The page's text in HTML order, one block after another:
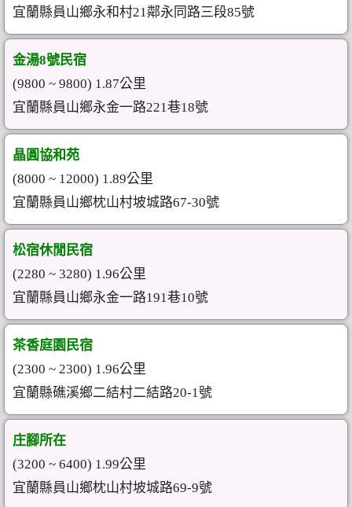
宜蘭縣員山鄉永和村21鄰永同路三段85號
金湯8號民宿
(9800 ~ 9800) 1.87公里
宜蘭縣員山鄉永金一路221巷18號
晶圓協和苑
(8000 ~ 12000) 1.89公里
宜蘭縣員山鄉枕山村坡城路67-30號
松宿休閒民宿
(2280 ~ 3280) 1.96公里
宜蘭縣員山鄉永金一路191巷10號
茶香庭園民宿
(2300 ~ 2300) 1.96公里
宜蘭縣礁溪鄉二結村二結路20-1號
庄腳所在
(3200 ~ 6400) 1.99公里
宜蘭縣員山鄉枕山村坡城路69-9號